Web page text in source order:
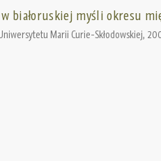
białoruskiej myśli okresu
Marii Curie-Skłоdowskiej,